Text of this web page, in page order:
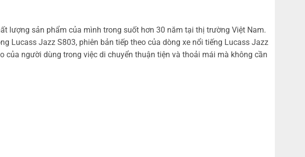
lượng sản phẩm của mình trong suốt hơn 30 năm tại thị trường Việt Nam.
Lucass Jazz S803, phiên bản tiếp theo của dòng xe nổi tiếng Lucass Jazz
người dùng trong việc di chuyển thuận tiện và thoải mái mà không cần